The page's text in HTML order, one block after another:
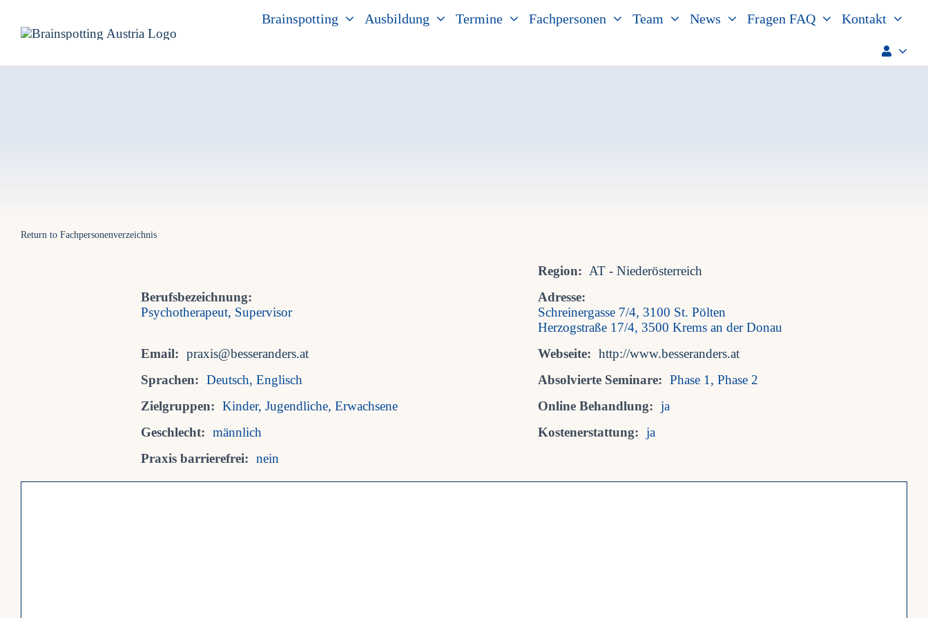
content
Brainspotting Ausbildung Termine Fachpersonen Team News Fragen FAQ Kontakt
Return to Fachpersonenverzeichnis
Region: AT - Niederösterreich
Berufsbezeichnung:
Psychotherapeut, Supervisor
Adresse:
Schreinergasse 7/4, 3100 St. Pölten
Herzogstraße 17/4, 3500 Krems an der Donau
Email: praxis@besseranders.at Webseite: http://www.besseranders.at
Sprachen: Deutsch, Englisch Absolvierte Seminare: Phase 1, Phase 2
Zielgruppen: Kinder, Jugendliche, Erwachsene Online Behandlung: ja
Geschlecht: männlich Kostenerstattung: ja
Praxis barrierefrei: nein